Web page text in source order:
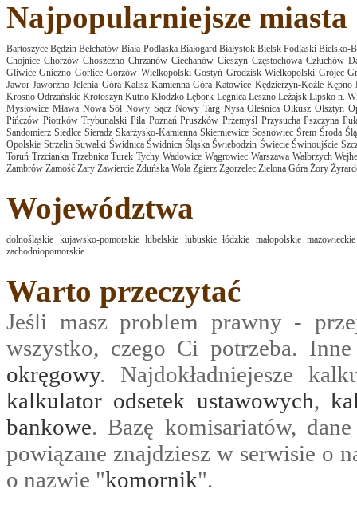
Najpopularniejsze miasta
Bartoszyce Będzin Bełchatów Biała Podlaska Białogard Białystok Bielsk Podlaski Bielsko-
Chojnice Chorzów Choszczno Chrzanów Ciechanów Cieszyn Częstochowa Człuchów
Gliwice Gniezno Gorlice Gorzów Wielkopolski Gostyń Grodzisk Wielkopolski Grójec
Jawor Jaworzno Jelenia Góra Kalisz Kamienna Góra Katowice Kędzierzyn-Koźle Kępno
Krosno Odrzańskie Krotoszyn Kutno Kłodzko Lębork Legnica Leszno Leżajsk Lipsko n.
Mysłowice Mława Nowa Sól Nowy Sącz Nowy Targ Nysa Oleśnica Olkusz Olsztyn
Pińczów Piotrków Trybunalski Piła Poznań Pruszków Przemyśl Przysucha Pszczyna
Sandomierz Siedlce Sieradz Skarżysko-Kamienna Skierniewice Sosnowiec Śrem Środa
Opolskie Strzelin Suwałki Świdnica Świdnica Śląska Świebodzin Świecie Świnoujście
Toruń Trzcianka Trzebnica Turek Tychy Wadowice Wągrowiec Warszawa Wałbrzych
Zambrów Zamość Żary Zawiercie Zduńska Wola Zgierz Zgorzelec Zielona Góra Żory
Województwa
dolnośląskie kujawsko-pomorskie lubelskie lubuskie łódzkie małopolskie mazowieckie
zachodniopomorskie
Warto przeczytać
Jeśli masz problem prawny -
wszystko, czego Ci potrzeba.
okręgowy. Najdokładniejesze
kalkulator odsetek ustawowych,
bankowe. Bazę komisariatów,
powiązane znajdziesz w serwisie o
o nazwie "komornik".